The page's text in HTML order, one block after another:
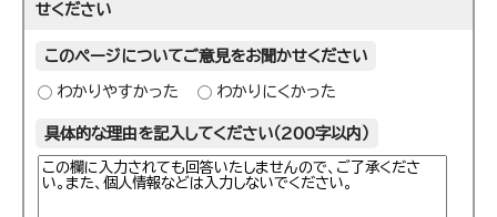
せください
このページについてご意見をお聞かせください
わかりやすかった わかりにくかった
具体的な理由を記入してください（200字以内）